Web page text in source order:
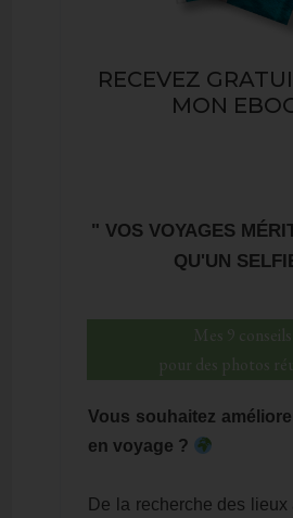
RECEVEZ
MON
" VOS VOYAGES
QU'UN
Mes 9 conseils
pour des photos
Vous souhaitez
en voyage ?
De la recherche des lieux